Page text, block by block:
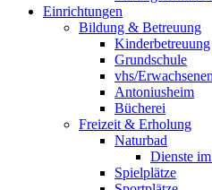
Einrichtungen
Bildung & Betreuung
Kinderbetreuung
Grundschule
vhs/
Antoniusheim
Bücherei
Freizeit & Erholung
Naturbad
Dienste
Spielplätze